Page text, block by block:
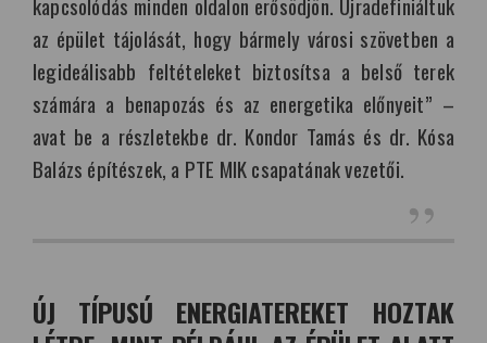
az épület tájolását, hogy bármely városi szövetben a
legideálisabb feltételeket biztosítsa a belső terek
számára a benapozás és az energetika előnyeit” –
avat be a részletekbe dr. Kondor Tamás és dr. Kósa
Balázs építészek, a PTE MIK csapatának vezetői.
ÚJ TÍPUSÚ ENERGIATEREKET HOZTAK